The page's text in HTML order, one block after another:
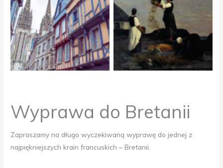
Wyprawa do Bretanii
Zapraszamy na długo wyczekiwaną wyprawę do jednej z
najpiękniejszych krain francuskich – Bretanii.